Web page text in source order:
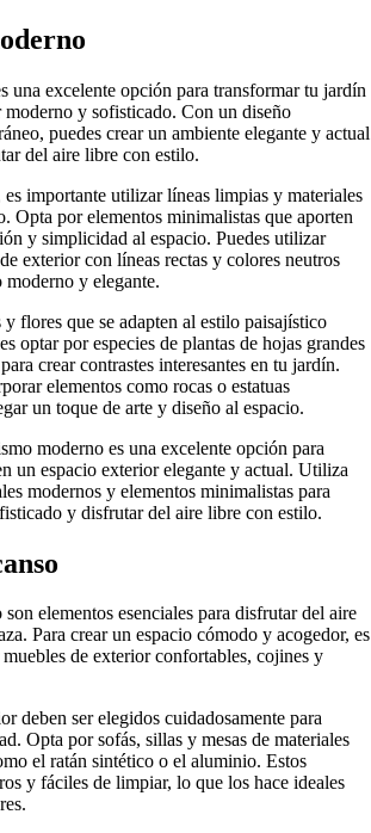
una excelente opción para transformar tu jardín
moderno y sofisticado. Con un diseño
puedes crear un ambiente elegante y actual
del aire libre con estilo.
es importante utilizar líneas limpias y materiales
Opta por elementos minimalistas que aporten
y simplicidad al espacio. Puedes utilizar
exterior con líneas rectas y colores neutros
moderno y elegante.
flores que se adapten al estilo paisajístico
optar por especies de plantas de hojas grandes
crear contrastes interesantes en tu jardín.
elementos como rocas o estatuas
un toque de arte y diseño al espacio.
moderno es una excelente opción para
un espacio exterior elegante y actual. Utiliza
modernos y elementos minimalistas para
y disfrutar del aire libre con estilo.
son elementos esenciales para disfrutar del aire
Para crear un espacio cómodo y acogedor, es
de exterior confortables, cojines y
deben ser elegidos cuidadosamente para
Opta por sofás, sillas y mesas de materiales
el ratán sintético o el aluminio. Estos
y fáciles de limpiar, lo que los hace ideales